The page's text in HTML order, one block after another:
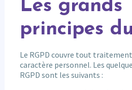
Les grands
principes
Le RGPD couvre tout
caractère personnel. Les
RGPD sont les suivants :